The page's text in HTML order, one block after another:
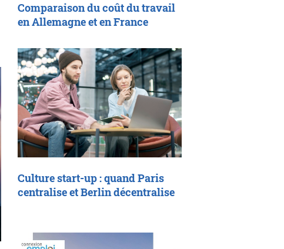
Comparaison du coût du travail
en Allemagne et en France
Culture start-up : quand Paris
centralise et Berlin décentralise